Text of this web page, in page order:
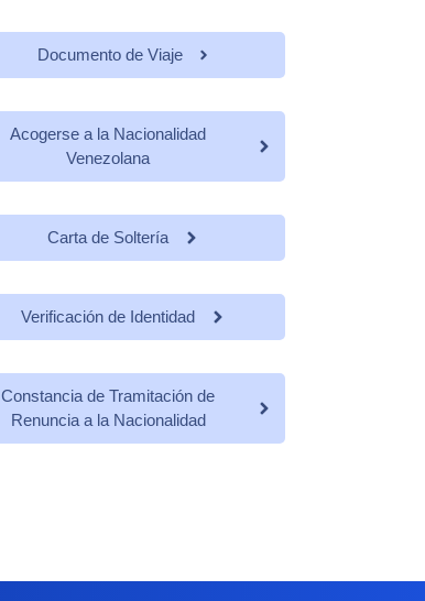
Documento de Viaje
Acogerse a la Nacionalidad
Venezolana
Carta de Soltería
Verificación de Identidad
Constancia de Tramitación de
Renuncia a la Nacionalidad